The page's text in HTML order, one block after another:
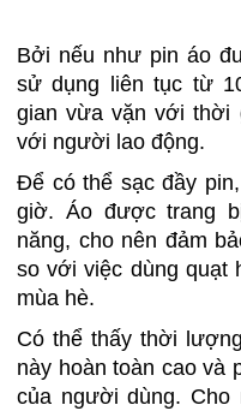
Bởi nếu như pin áo
sử dụng liên tục từ
gian vừa vặn với thời
với người lao động.
Để có thể sạc đầy
giờ. Áo được trang
năng, cho nên đảm
so với việc dùng quạt
mùa hè.
Có thể thấy thời
này hoàn toàn cao và
của người dùng. Cho